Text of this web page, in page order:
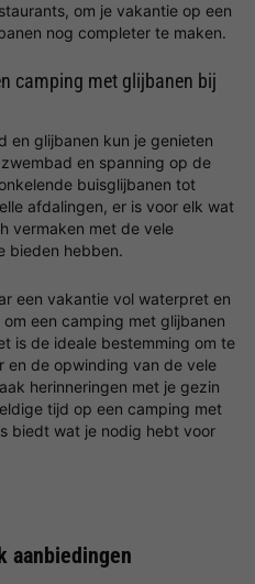
om je vakantie op een
nog completer te maken.
camping met glijbanen bij
en glijbanen kun je genieten
en spanning op de
buisglijbanen tot
afdalingen, er is voor elk wat
vermaken met de vele
bieden hebben.
een vakantie vol waterpret en
een camping met glijbanen
is de ideale bestemming om te
en de opwinding van de vele
herinneringen met je gezin
tijd op een camping met
biedt wat je nodig hebt voor
aanbiedingen